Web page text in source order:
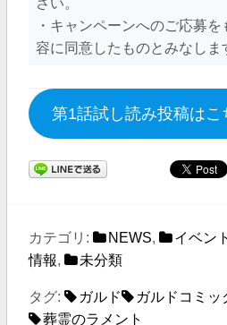
・キャンペーンへのご応募
容に同意したものとみなしま
第1話試し読み投稿はこ
カテゴリ: NEWS, イベン
情報, 未分類
タグ: ガルド ガルドコミッ
葬霊のラメント